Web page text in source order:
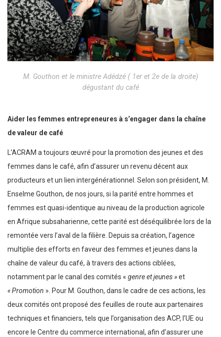
M. Gouthon et le ministre Adédzé ( 1er et 2e de la droite)
dégustant du café
Aider les femmes entrepreneures à s’engager dans la chaîne
de valeur de café
L’ACRAM a toujours œuvré pour la promotion des jeunes et des
femmes dans le café, afin d’assurer un revenu décent aux
producteurs et un lien intergénérationnel. Selon son président, M.
Enselme Gouthon, de nos jours, si la parité entre hommes et
femmes est quasi-identique au niveau de la production agricole
en Afrique subsaharienne, cette parité est déséquilibrée lors de la
remontée vers l’aval de la filière. Depuis sa création, l’agence
multiplie des efforts en faveur des femmes et jeunes dans la
chaîne de valeur du café, à travers des actions ciblées,
notamment par le canal des comités « genre et jeunes »et
« Promotion ». Pour M. Gouthon, dans le cadre de ces actions, les
deux comités ont proposé des feuilles de route aux partenaires
techniques et financiers, tels que l’organisation des ACP, l’UE ou
encore le Centre du commerce international, afin d’assurer une